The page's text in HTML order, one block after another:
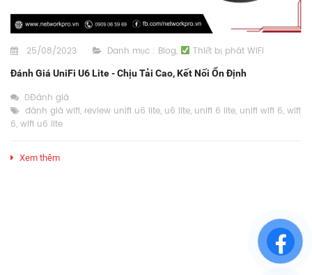
25/08/2023 Danh mục : Blog, Thiết bị phát WiFi
Đánh Giá UniFi U6 Lite - Chịu Tải Cao, Kết Nối Ổn Định
0Đánh giá
đánh giá wifi, review unifi u6 lite, u6 lite, unifi 6 lite, unifi wifi 6, wifi
6, wifi u6 lite
Xem thêm